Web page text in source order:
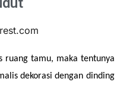
ruang tamu, maka tentunya
dekorasi dengan dinding